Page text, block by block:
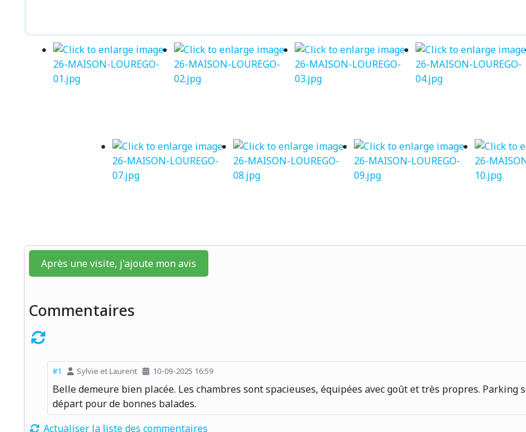
Après une visite, j'ajoute mon avis
Commentaires
#1 Sylvie et Laurent 10-09-2025 16:59
Belle demeure bien placée. Les chambres sont spacieuses, équipées avec goût et très propres.
départ pour de bonnes balades.
Actualiser la liste des commentaires